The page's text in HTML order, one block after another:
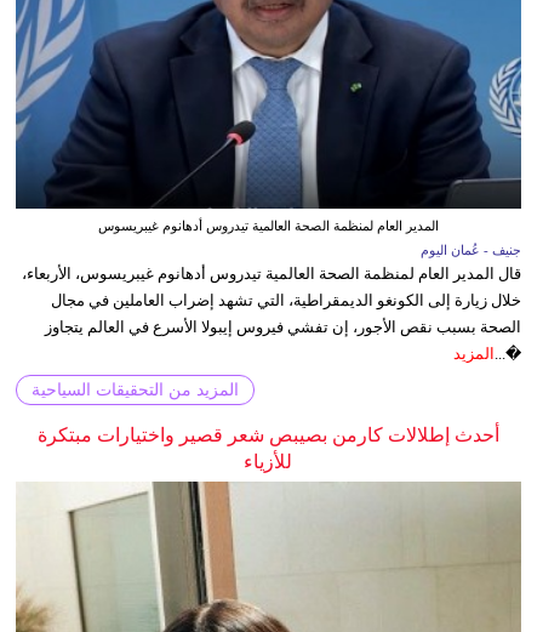
المدير العام لمنظمة الصحة العالمية تيدروس أدهانوم غيبريسوس
جنيف - عُمان اليوم
قال المدير العام لمنظمة الصحة العالمية تيدروس أدهانوم غيبريسوس، الأربعاء،
خلال زيارة إلى الكونغو الديمقراطية، التي تشهد إضراب العاملين في مجال
الصحة بسبب نقص الأجور، إن تفشي فيروس إيبولا الأسرع في العالم يتجاوز
�...
المزيد
المزيد من التحقيقات السياحية
أحدث إطلالات كارمن بصيبص شعر قصير واختيارات مبتكرة
للأزياء